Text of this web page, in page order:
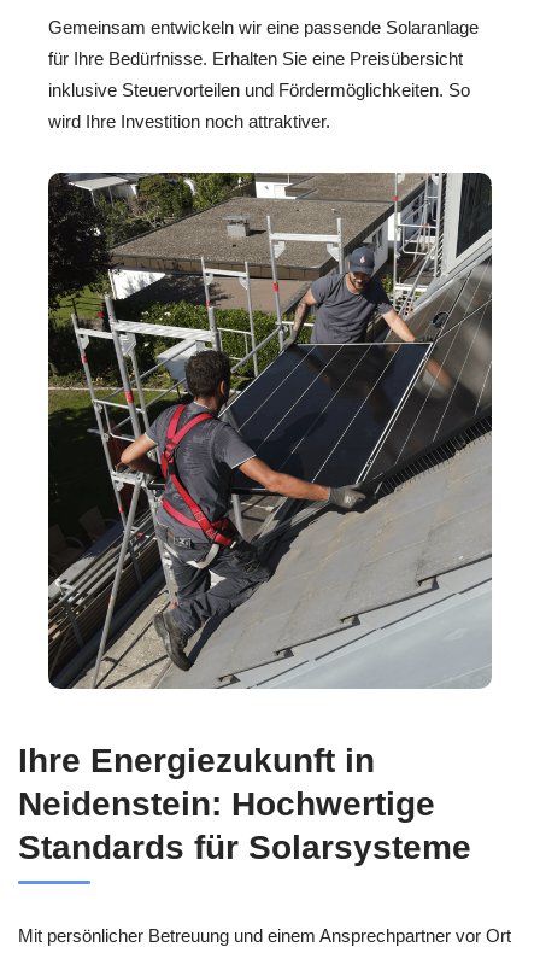
Gemeinsam entwickeln wir eine passende Solaranlage
für Ihre Bedürfnisse. Erhalten Sie eine Preisübersicht
inklusive Steuervorteilen und Fördermöglichkeiten. So
wird Ihre Investition noch attraktiver.
Ihre Energiezukunft in
Neidenstein: Hochwertige
Standards für Solarsysteme
Mit persönlicher Betreuung und einem Ansprechpartner vor Ort